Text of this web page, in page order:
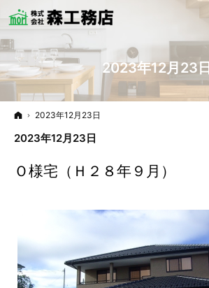
2023年12月23日
ホーム
2023年12月23日
2023年12月23日
Ｏ様宅（Ｈ２８年９月）